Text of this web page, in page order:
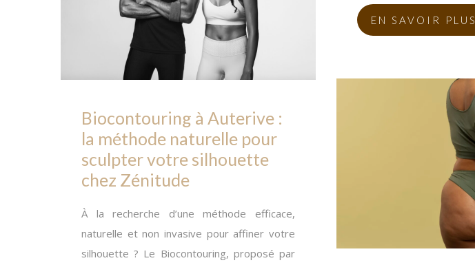
EN SAVOIR PLUS
Biocontouring à Auterive :
la méthode naturelle pour
sculpter votre silhouette
chez Zénitude
À la recherche d’une méthode efficace,
naturelle et non invasive pour affiner votre
silhouette ? Le Biocontouring, proposé par